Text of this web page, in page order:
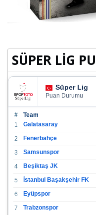
SÜPER LİG
Süper Lig
Puan Durumu
# Team
1 Galatasaray
2
Fenerbahçe
3
Samsunspor
4
Beşiktaş JK
5
İstanbul Başakşehir FK
6
Eyüpspor
7
Trabzonspor